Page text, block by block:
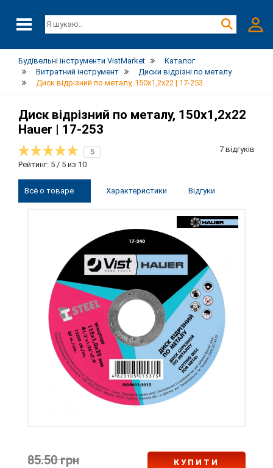
Будівельні інструменти VistMarket
Каталог
Витратний інструмент
Диски відрізні по металу
Диск відрізний по металу, 150х1,2х22 | 17-253
Диск відрізний по металу, 150х1,2х22
Hauer | 17-253
5
Рейтинг: 5 / 5 из 10
7 відгуків
Всё о товаре Характеристики Відгуки
85.50 грн
КУПИТИ